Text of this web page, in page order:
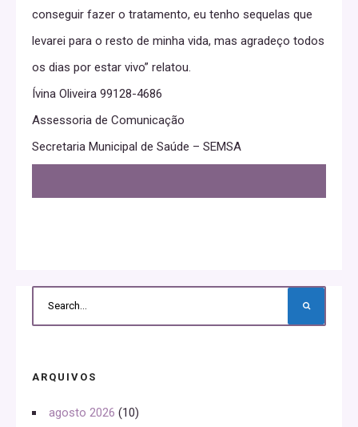
conseguir fazer o tratamento, eu tenho sequelas que
levarei para o resto de minha vida, mas agradeço todos
os dias por estar vivo” relatou.
Ívina Oliveira 99128-4686
Assessoria de Comunicação
Secretaria Municipal de Saúde – SEMSA
ARQUIVOS
agosto 2026 (10)